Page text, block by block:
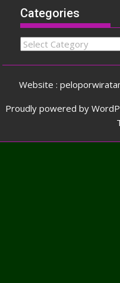
Categories
Categories
Website :
Proudly powered by